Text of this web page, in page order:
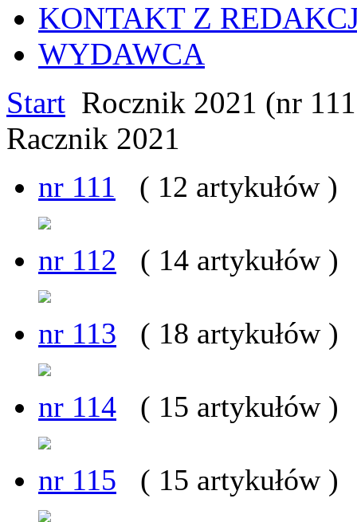
KONTAKT Z
WYDAWCA
Start Rocznik 2021 (nr
Racznik 2021
nr 111 ( 12 artykułów )
nr 112 ( 14 artykułów )
nr 113 ( 18 artykułów )
nr 114 ( 15 artykułów )
nr 115 ( 15 artykułów )